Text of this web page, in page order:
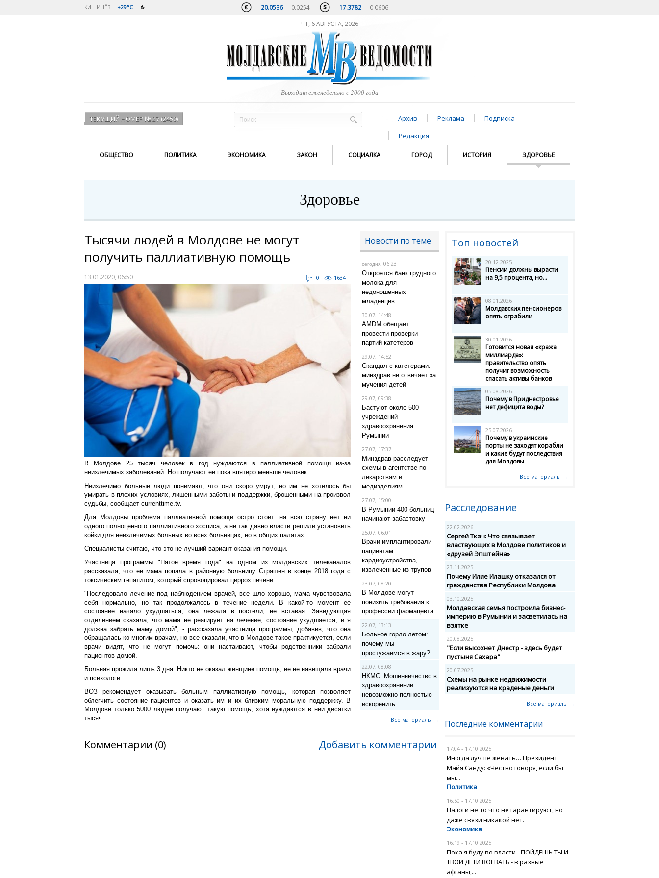
КИШИНЁВ +29°C 20.0536 -0.0254 17.3782 -0.0606
ЧТ, 6 АВГУСТА, 2026
Выходит еженедельно с 2000 года
ТЕКУЩИЙ НОМЕР № 27 (2450) Архив Реклама
Подписка
Редакция
ОБЩЕСТВО ПОЛИТИКА ЭКОНОМИКА ЗАКОН СОЦИАЛКА ГОРОД ИСТОРИЯ ЗДОРОВЬЕ
Здоровье
Тысячи людей в Молдове не могут
получить паллиативную помощь
13.01.2020, 06:50 0 1634
В Молдове 25 тысяч человек в год нуждаются в паллиативной помощи из-за
неизлечимых заболеваний. Но получают ее пока впятеро меньше человек.
Неизлечимо больные люди понимают, что они скоро умрут, но им не хотелось бы
умирать в плохих условиях, лишенными заботы и поддержки, брошенными на произвол
судьбы, сообщает currenttime.tv.
Для Молдовы проблема паллиативной помощи остро стоит: на всю страну нет ни
одного полноценного паллиативного хосписа, а не так давно власти решили установить
койки для неизлечимых больных во всех больницах, но в общих палатах.
Специалисты считаю, что это не лучший вариант оказания помощи.
Участница программы "Пятое время года" на одном из молдавских телеканалов
рассказала, что ее мама попала в районную больницу Страшен в конце 2018 года с
токсическим гепатитом, который спровоцировал цирроз печени.
"Последовало лечение под наблюдением врачей, все шло хорошо, мама чувствовала
себя нормально, но так продолжалось в течение недели. В какой-то момент ее
состояние начало ухудшаться, она лежала в постели, не вставая. Заведующая
отделением сказала, что мама не реагирует на лечение, состояние ухудшается, и я
должна забрать маму домой", - рассказала участница программы, добавив, что она
обращалась ко многим врачам, но все сказали, что в Молдове такое практикуется, если
врачи видят, что не могут помочь: они настаивают, чтобы родственники забрали
пациентов домой.
Больная прожила лишь 3 дня. Никто не оказал женщине помощь, ее не навещали врачи
и психологи.
ВОЗ рекомендует оказывать больным паллиативную помощь, которая позволяет
облегчить состояние пациентов и оказать им и их близким моральную поддержку. В
Молдове только 5000 людей получают такую помощь, хотя нуждаются в ней десятки
тысяч.
Новости по теме
сегодня, 06:23
Откроется банк грудного
молока для
недоношенных
младенцев
30.07, 14:48
AMDM обещает
провести проверки
партий катетеров
29.07, 14:52
Скандал с катетерами:
минздрав не отвечает за
мучения детей
29.07, 09:38
Бастуют около 500
учреждений
здравоохранения
Румынии
27.07, 17:37
Минздрав расследует
схемы в агентстве по
лекарствам и
медизделиям
27.07, 15:00
В Румынии 400 больниц
начинают забастовку
25.07, 06:01
Врачи имплантировали
пациентам
кардиоустройства,
извлеченные из трупов
23.07, 08:20
В Молдове могут
понизить требования к
профессии фармацевта
22.07, 13:13
Больное горло летом:
почему мы
простужаемся в жару?
22.07, 08:08
НКМС: Мошенничество в
здравоохранении
невозможно полностью
искоренить
Все материалы →
Комментарии (0) Добавить комментарии
Топ новостей
20.12.2025
Пенсии должны вырасти
на 9,5 процента, но...
08.01.2026
Молдавских пенсионеров
опять ограбили
30.01.2026
Готовится новая «кража
миллиарда»:
правительство опять
получит возможность
спасать активы банков
05.08.2026
Почему в Приднестровье
нет дефицита воды?
25.07.2026
Почему в украинские
порты не заходят корабли
и какие будут последствия
для Молдовы
Все материалы →
Расследование
22.02.2026
Сергей Ткач: Что связывает
властвующих в Молдове политиков и
«друзей Эпштейна»
23.11.2025
Почему Илие Илашку отказался от
гражданства Республики Молдова
03.10.2025
Молдавская семья построила бизнес-
империю в Румынии и засветилась на
взятке
20.08.2025
"Если высохнет Днестр - здесь будет
пустыня Сахара"
20.07.2025
Схемы на рынке недвижимости
реализуются на краденые деньги
Все материалы →
Последние комментарии
17:04 - 17.10.2025
Иногда лучше жевать… Президент
Майя Санду: «Честно говоря, если бы
мы...
Политика
16:50 - 17.10.2025
Налоги не то что не гарантируют, но
даже связи никакой нет.
Экономика
16:19 - 17.10.2025
Пока я буду во власти - ПОЙДЁШЬ ТЫ И
ТВОИ ДЕТИ ВОЕВАТЬ - в разные
афганы,...